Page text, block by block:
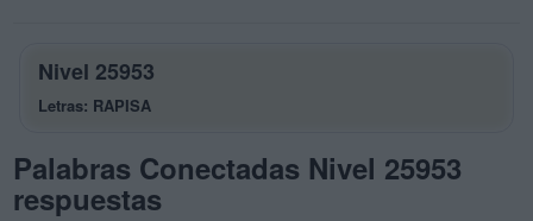
Nivel 25953
Letras: RAPISA
Palabras Conectadas Nivel 25953
respuestas